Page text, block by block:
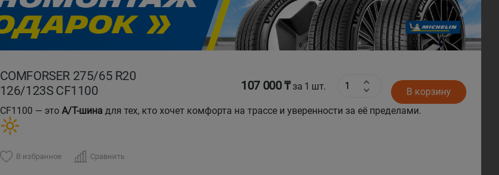
Next
COMFORSER 275/65 R20
126/123S CF1100
107 000 ₸за 1 шт.
В корзину
CF1100 — это A/T-шинадля тех, кто хочет комфорта на трассе и уверенности за её пределами.
В избранное Сравнить